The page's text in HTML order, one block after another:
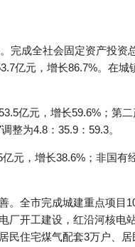
完成全社会固定资产投
亿元，增长86.7%。在
亿元，增长59.6%；第
整为4.8：35.9：59.3。
元，增长38.6%；非国
。全市完成城建重点项目
厂开工建设，红沿河核电
民住宅煤气配套3万户、